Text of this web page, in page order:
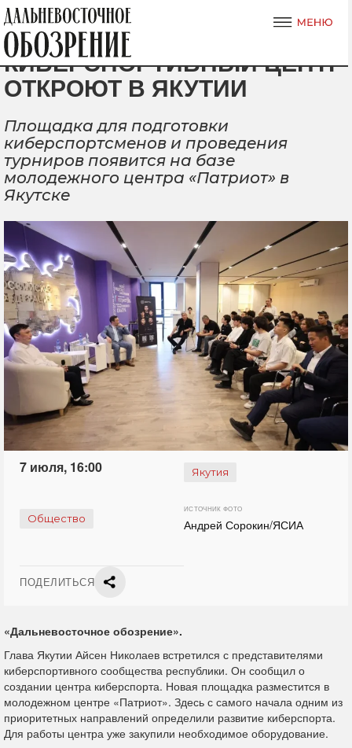
КИБЕРСПОРТИВНЫЙ ЦЕНТР
ОТКРОЮТ В ЯКУТИИ
Площадка для подготовки
киберспортсменов и проведения
турниров появится на базе
молодежного центра «Патриот» в
Якутске
7 июля, 16:00 Якутия
Общество
ИСТОЧНИК ФОТО
Андрей Сорокин/ЯСИА
ПОДЕЛИТЬСЯ
«Дальневосточное обозрение».
Глава Якутии Айсен Николаев встретился с представителями
киберспортивного сообщества республики. Он сообщил о
создании центра киберспорта. Новая площадка разместится в
молодежном центре «Патриот». Здесь с самого начала одним из
приоритетных направлений определили развитие киберспорта.
Для работы центра уже закупили необходимое оборудование.